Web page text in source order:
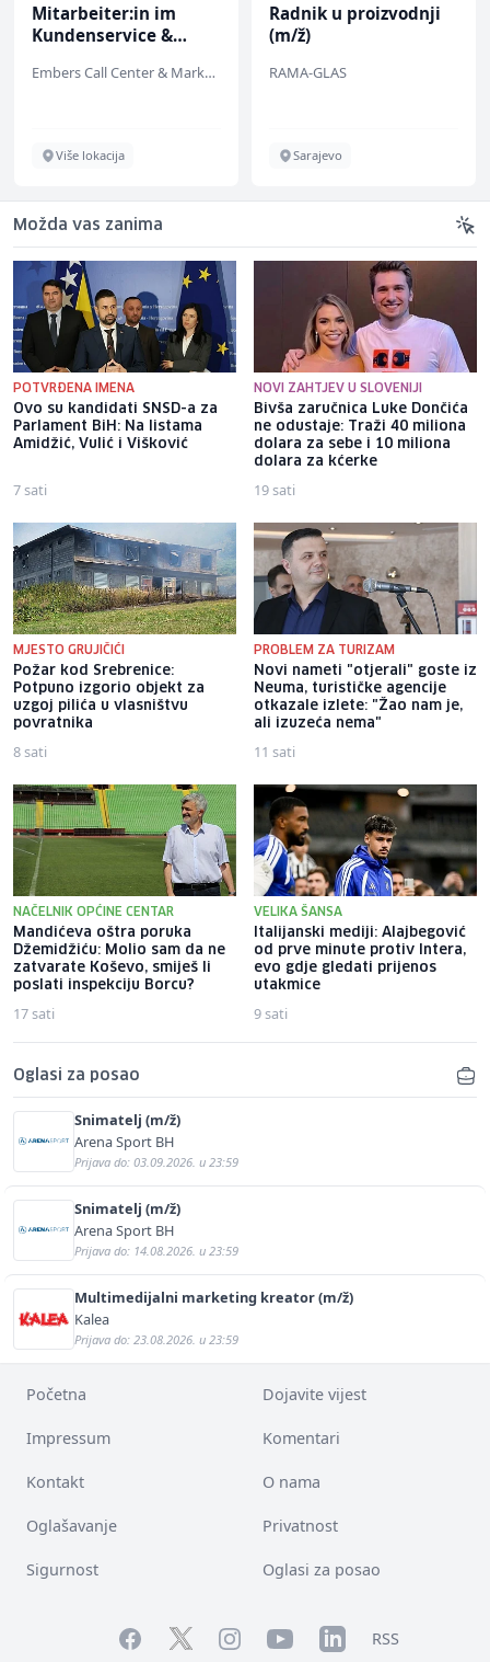
Mitarbeiter:in im
Kundenservice &
Embers Call Center & Marketing
Više lokacija
Radnik u proizvodnji
(m/ž)
RAMA-GLAS
Sarajevo
Možda vas zanima
POTVRĐENA IMENA
Ovo su kandidati SNSD-a za
Parlament BiH: Na listama
Amidžić, Vulić i Višković
7 sati
NOVI ZAHTJEV U SLOVENIJI
Bivša zaručnica Luke Dončića
ne odustaje: Traži 40 miliona
dolara za sebe i 10 miliona
dolara za kćerke
19 sati
MJESTO GRUJIČIĆI
Požar kod Srebrenice:
Potpuno izgorio objekt za
uzgoj pilića u vlasništvu
povratnika
8 sati
PROBLEM ZA TURIZAM
Novi nameti "otjerali" goste iz
Neuma, turističke agencije
otkazale izlete: "Žao nam je,
ali izuzeća nema"
11 sati
NAČELNIK OPĆINE CENTAR
Mandićeva oštra poruka
Džemidžiću: Molio sam da ne
zatvarate Koševo, smiješ li
poslati inspekciju Borcu?
17 sati
VELIKA ŠANSA
Italijanski mediji: Alajbegović
od prve minute protiv Intera,
evo gdje gledati prijenos
utakmice
9 sati
Oglasi za posao
Snimatelj (m/ž)
Arena Sport BH
Prijava do: 03.09.2026. u 23:59
Snimatelj (m/ž)
Arena Sport BH
Prijava do: 14.08.2026. u 23:59
Multimedijalni marketing kreator (m/ž)
Kalea
Prijava do: 23.08.2026. u 23:59
Početna Dojavite vijest
Impressum Komentari
Kontakt O nama
Oglašavanje Privatnost
Sigurnost Oglasi za posao
FacebookTwitterInstagramYouTubeLinkedInRSS